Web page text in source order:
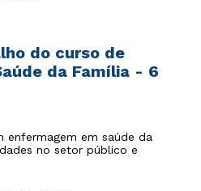
do curso de
da Família - 6
enfermagem em saúde da
no setor público e